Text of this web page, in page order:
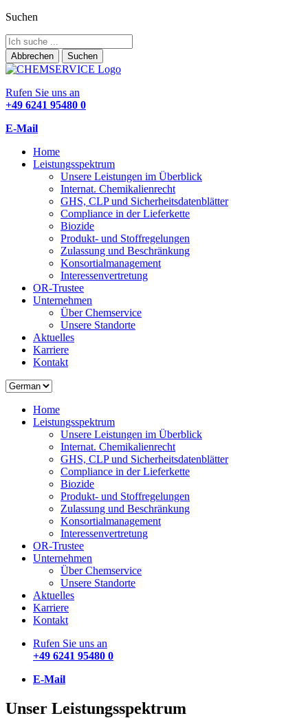
Suchen
Abbrechen Suchen
Rufen Sie uns an
+49 6241 95480 0
E-Mail
Home
Leistungsspektrum
Unsere Leistungen im Überblick
Internat. Chemikalienrecht
GHS, CLP und Sicherheitsdatenblätter
Compliance in der Lieferkette
Biozide
Produkt- und Stoffregelungen
Zulassung und Beschränkung
Konsortialmanagement
Interessenvertretung
OR-Trustee
Unternehmen
Über Chemservice
Unsere Standorte
Aktuelles
Karriere
Kontakt
Home
Leistungsspektrum
Unsere Leistungen im Überblick
Internat. Chemikalienrecht
GHS, CLP und Sicherheitsdatenblätter
Compliance in der Lieferkette
Biozide
Produkt- und Stoffregelungen
Zulassung und Beschränkung
Konsortialmanagement
Interessenvertretung
OR-Trustee
Unternehmen
Über Chemservice
Unsere Standorte
Aktuelles
Karriere
Kontakt
Rufen Sie uns an
+49 6241 95480 0
E-Mail
Unser Leistungsspektrum